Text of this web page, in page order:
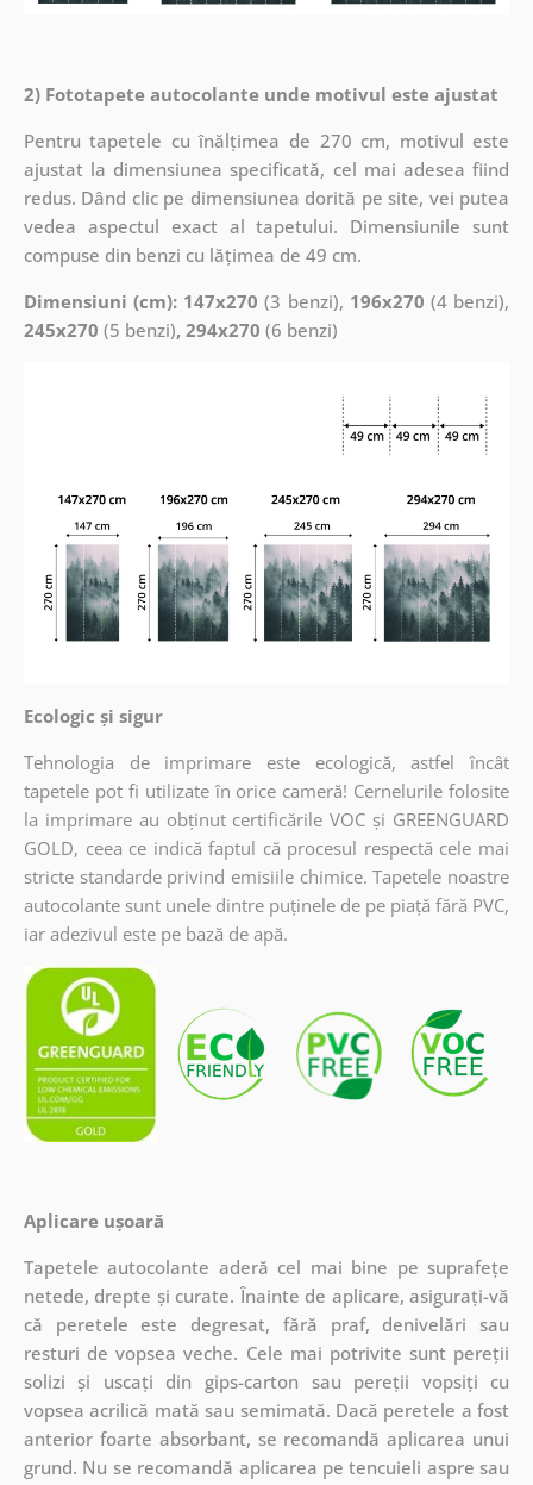
2) Fototapete autocolante unde motivul este ajustat
Pentru tapetele cu înălțimea de 270 cm, motivul este
ajustat la dimensiunea specificată, cel mai adesea fiind
redus. Dând clic pe dimensiunea dorită pe site, vei putea
vedea aspectul exact al tapetului. Dimensiunile sunt
compuse din benzi cu lățimea de 49 cm.
Dimensiuni (cm): 147x270 (3 benzi), 196x270 (4 benzi),
245x270 (5 benzi), 294x270 (6 benzi)
Ecologic și sigur
Tehnologia de imprimare este ecologică, astfel încât
tapetele pot fi utilizate în orice cameră! Cernelurile folosite
la imprimare au obținut certificările VOC și GREENGUARD
GOLD, ceea ce indică faptul că procesul respectă cele mai
stricte standarde privind emisiile chimice. Tapetele noastre
autocolante sunt unele dintre puținele de pe piață fără PVC,
iar adezivul este pe bază de apă.
Aplicare ușoară
Tapetele autocolante aderă cel mai bine pe suprafețe
netede, drepte și curate. Înainte de aplicare, asigurați-vă
că peretele este degresat, fără praf, denivelări sau
resturi de vopsea veche. Cele mai potrivite sunt pereții
solizi și uscați din gips-carton sau pereții vopsiți cu
vopsea acrilică mată sau semimată. Dacă peretele a fost
anterior foarte absorbant, se recomandă aplicarea unui
grund. Nu se recomandă aplicarea pe tencuieli aspre sau